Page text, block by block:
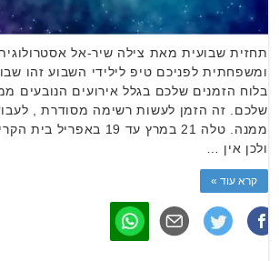
תחזית שבועית מאת צילה שיר-אל אסטרולוגית
ומשפחתית לפניכם טיפ לילידי השבוע זהו
בלוח הזמנים שלכם בגלל אירועים הנובעים
שלכם. זה הזמן לעשות רשימה מסודרת ,
ממנה. טלה 21 במרץ עד 19
ולכן אין …
קרא עוד »